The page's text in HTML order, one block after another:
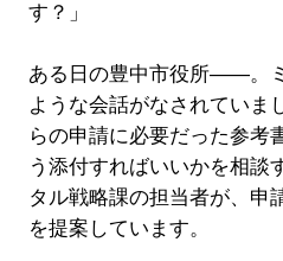
す？」
ある日の豊中市役所——。
ような会話がなされていま
らの申請に必要だった参考
う添付すればいいかを相談
タル戦略課の担当者が、申
を提案しています。